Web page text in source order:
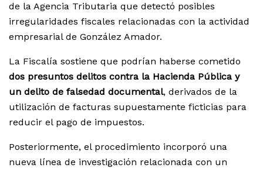
de la Agencia Tributaria que detectó posibles
irregularidades fiscales relacionadas con la actividad
empresarial de González Amador.
La Fiscalía sostiene que podrían haberse cometido
dos presuntos delitos contra la Hacienda Pública y
un delito de falsedad documental, derivados de la
utilización de facturas supuestamente ficticias para
reducir el pago de impuestos.
Posteriormente, el procedimiento incorporó una
nueva línea de investigación relacionada con un